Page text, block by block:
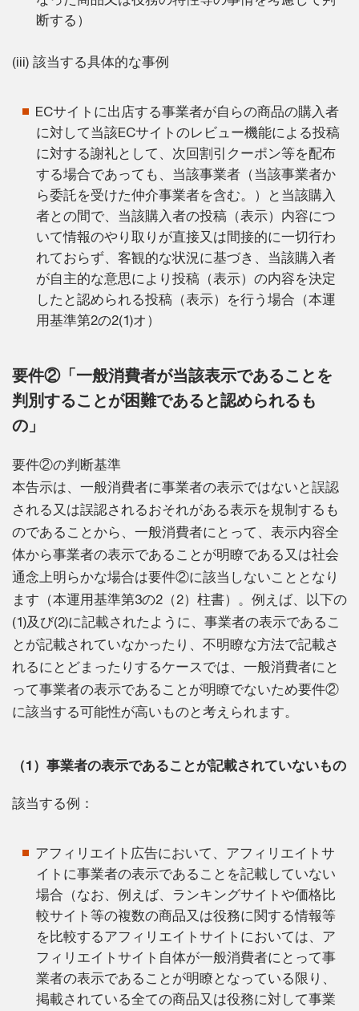
断する）
(iii) 該当する具体的な事例
ECサイトに出店する事業者が自らの商品の購入者
に対して当該ECサイトのレビュー機能による投稿
に対する謝礼として、次回割引クーポン等を配布
する場合であっても、当該事業者（当該事業者か
ら委託を受けた仲介事業者を含む。）と当該購入
者との間で、当該購入者の投稿（表示）内容につ
いて情報のやり取りが直接又は間接的に一切行わ
れておらず、客観的な状況に基づき、当該購入者
が自主的な意思により投稿（表示）の内容を決定
したと認められる投稿（表示）を行う場合（本運
用基準第2の2(1)オ）
要件②「一般消費者が当該表示であることを
判別することが困難であると認められるも
の」
要件②の判断基準
本告示は、一般消費者に事業者の表示ではないと誤認
される又は誤認されるおそれがある表示を規制するも
のであることから、一般消費者にとって、表示内容全
体から事業者の表示であることが明瞭である又は社会
通念上明らかな場合は要件②に該当しないこととなり
ます（本運用基準第3の2（2）柱書）。例えば、以下の
(1)及び(2)に記載されたように、事業者の表示であるこ
とが記載されていなかったり、不明瞭な方法で記載さ
れるにとどまったりするケースでは、一般消費者にと
って事業者の表示であることが明瞭でないため要件②
に該当する可能性が高いものと考えられます。
（1）事業者の表示であることが記載されていないもの
該当する例：
アフィリエイト広告において、アフィリエイトサ
イトに事業者の表示であることを記載していない
場合（なお、例えば、ランキングサイトや価格比
較サイト等の複数の商品又は役務に関する情報等
を比較するアフィリエイトサイトにおいては、ア
フィリエイトサイト自体が一般消費者にとって事
業者の表示であることが明瞭となっている限り、
掲載されている全ての商品又は役務に対して事業